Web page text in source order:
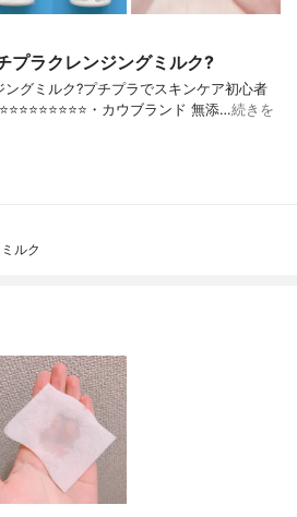
プラクレンジングミルク?
グミルク?プチプラでスキンケア初心者
・カウブランド 無添…続きを
ルク